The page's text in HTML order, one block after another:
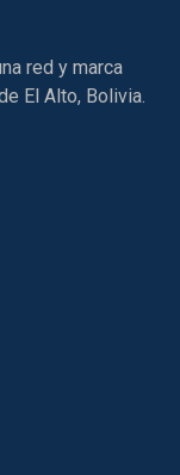
red y marca
El Alto, Bolivia.